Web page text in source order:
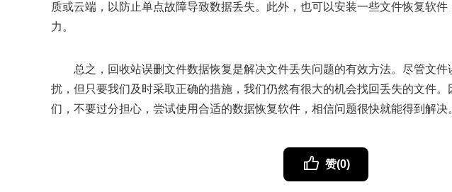
质或云端，以防止单点故障导致数据丢失。此外，也可以安装一些文件恢复软
力。
总之，回收站误删文件数据恢复是解决文件丢失问题的有效方法。尽管文件
扰，但只要我们及时采取正确的措施，我们仍然有很大的机会找回丢失的文件
们，不要过分担心，尝试使用合适的数据恢复软件，相信问题很快就能得到解决
赞(0)